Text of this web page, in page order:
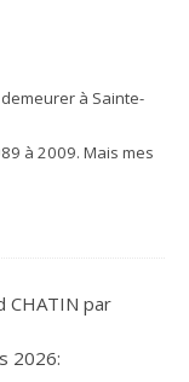
à Sainte-
à 2009. Mais mes
CHATIN par
2026: